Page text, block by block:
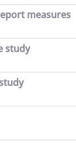
measures
study